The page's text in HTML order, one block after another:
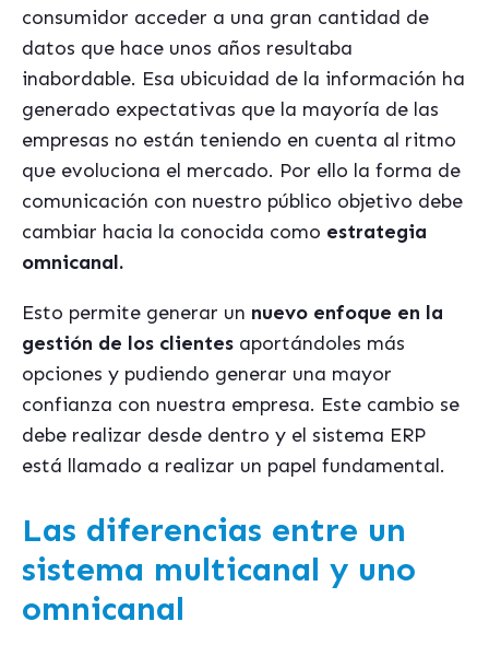
consumidor acceder a una gran cantidad de
datos que hace unos años resultaba
inabordable. Esa ubicuidad de la información ha
generado expectativas que la mayoría de las
empresas no están teniendo en cuenta al ritmo
que evoluciona el mercado. Por ello la forma de
comunicación con nuestro público objetivo debe
cambiar hacia la conocida como estrategia
omnicanal.
Esto permite generar un nuevo enfoque en la
gestión de los clientes aportándoles más
opciones y pudiendo generar una mayor
confianza con nuestra empresa. Este cambio se
debe realizar desde dentro y el sistema ERP
está llamado a realizar un papel fundamental.
Las diferencias entre un
sistema multicanal y uno
omnicanal